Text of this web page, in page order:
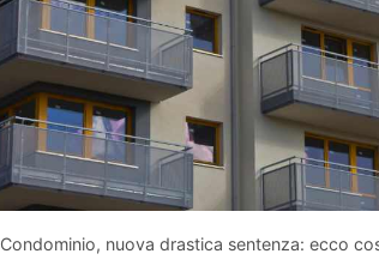
Condominio, nuova drastica sentenza: ecco